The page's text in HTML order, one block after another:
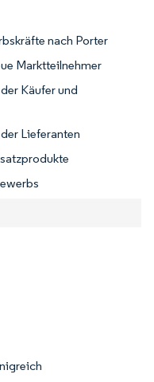
nach Porter
Marktteilnehmer
Käufer und
Lieferanten